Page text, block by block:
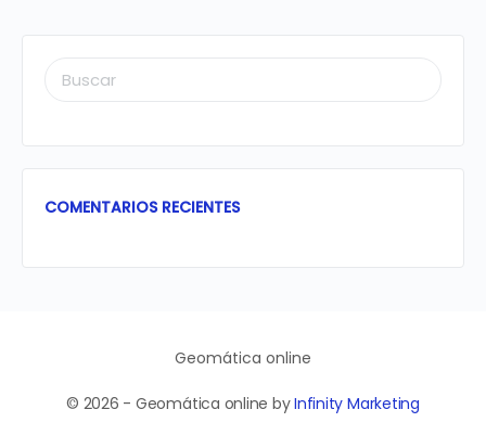
BUSCAR:
COMENTARIOS RECIENTES
Geomática online
© 2026 - Geomática online byInfinity Marketing